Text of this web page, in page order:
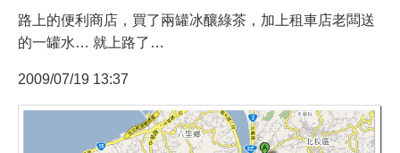
路上的便利商店，買了兩罐冰釀綠茶，加上租車店老闆送
的一罐水… 就上路了…
2009/07/19 13:37